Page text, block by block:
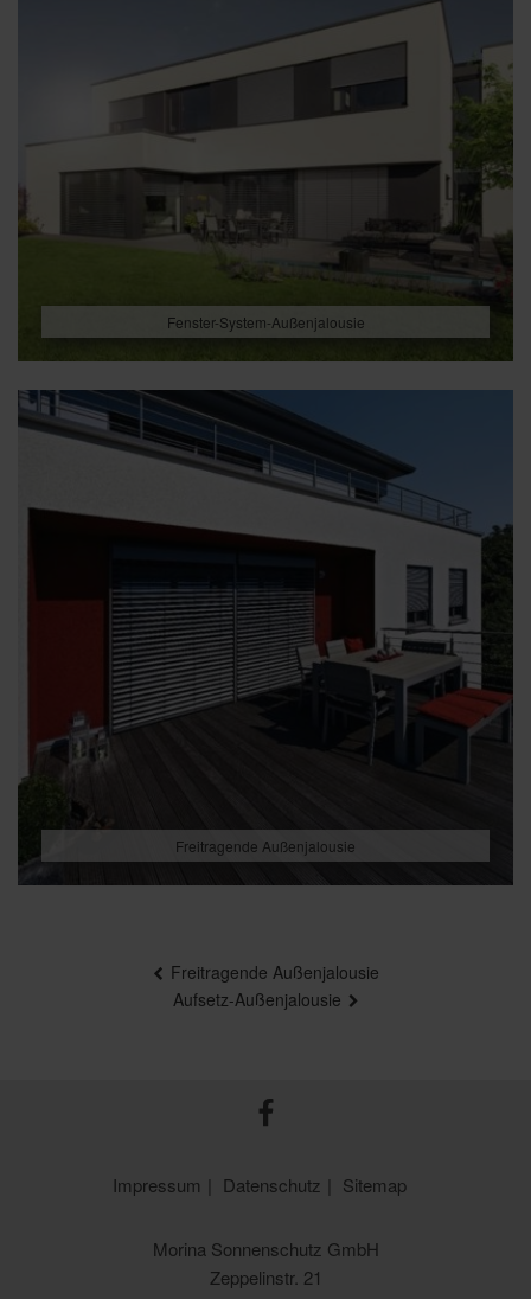
Fenster-System-Außenjalousie
Freitragende Außenjalousie
Freitragende Außenjalousie
Aufsetz-Außenjalousie
Impressum Datenschutz Sitemap
Morina Sonnenschutz GmbH
Zeppelinstr. 21